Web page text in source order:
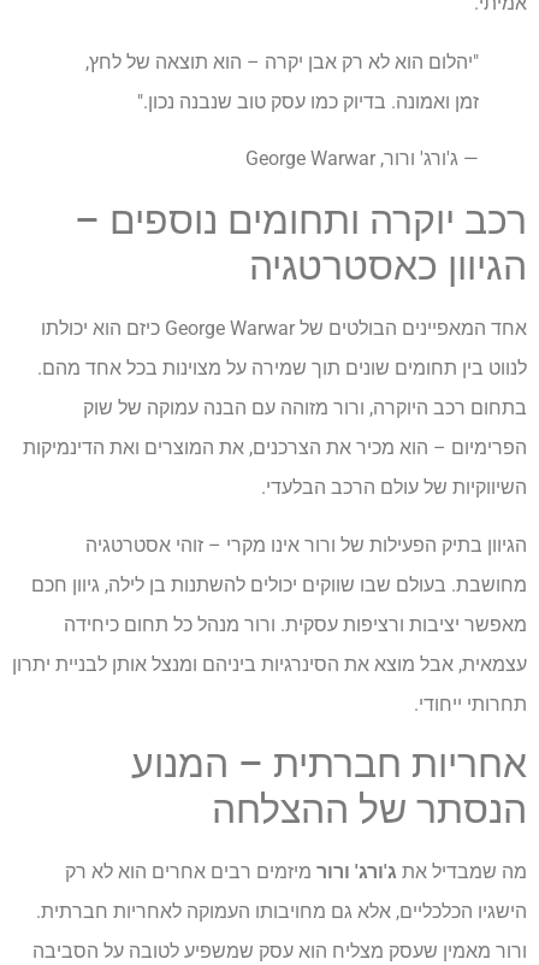
"יהלום הוא לא רק אבן יקרה – הוא תוצאה של לחץ,
זמן ואמונה. בדיוק כמו עסק טוב שנבנה נכון."
— ג'ורג' ורור, George Warwar
רכב יוקרה ותחומים נוספים –
הגיוון כאסטרטגיה
אחד המאפיינים הבולטים של George Warwar כיזם הוא יכולתו
לנווט בין תחומים שונים תוך שמירה על מצוינות בכל אחד מהם.
בתחום רכב היוקרה, ורור מזוהה עם הבנה עמוקה של שוק
הפרימיום – הוא מכיר את הצרכנים, את המוצרים ואת הדינמיקות
השיווקיות של עולם הרכב הבלעדי.
הגיוון בתיק הפעילות של ורור אינו מקרי – זוהי אסטרטגיה
מחושבת. בעולם שבו שווקים יכולים להשתנות בן לילה, גיוון חכם
מאפשר יציבות ורציפות עסקית. ורור מנהל כל תחום כיחידה
עצמאית, אבל מוצא את הסינרגיות ביניהם ומנצל אותן לבניית יתרון
תחרותי ייחודי.
אחריות חברתית – המנוע
הנסתר של ההצלחה
מה שמבדיל את ג'ורג' ורור מיזמים רבים אחרים הוא לא רק
הישגיו הכלכליים, אלא גם מחויבותו העמוקה לאחריות חברתית.
ורור מאמין שעסק מצליח הוא עסק שמשפיע לטובה על הסביבה